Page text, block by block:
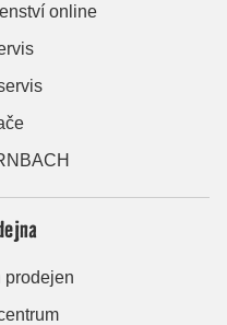
online
prodejen